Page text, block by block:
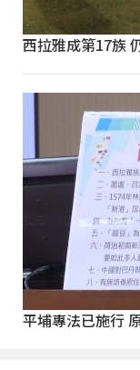
西拉雅成第17族
平埔專法已施行